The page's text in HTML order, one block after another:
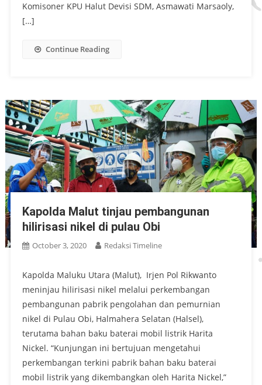
Komisoner KPU Halut Devisi SDM, Asmawati Marsaoly,
[…]
Continue Reading
Kapolda Malut tinjau pembangunan
hilirisasi nikel di pulau Obi
October 3, 2020 Redaksi Timeline
Kapolda Maluku Utara (Malut), Irjen Pol Rikwanto
meninjau hilirisasi nikel melalui perkembangan
pembangunan pabrik pengolahan dan pemurnian
nikel di Pulau Obi, Halmahera Selatan (Halsel),
terutama bahan baku baterai mobil listrik Harita
Nickel. “Kunjungan ini bertujuan mengetahui
perkembangan terkini pabrik bahan baku baterai
mobil listrik yang dikembangkan oleh Harita Nickel,”